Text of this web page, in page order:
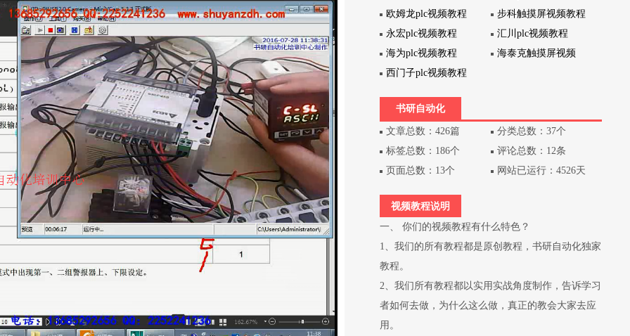
欧姆龙plc视频教程
步科触摸屏视频教程
永宏plc视频教程
汇川plc视频教程
海为plc视频教程
海泰克触摸屏视频
西门子plc视频教程
书研自动化
文章总数：426篇
分类总数：37个
标签总数：186个
评论总数：12条
页面总数：13个
网站已运行：4526天
视频教程说明
一、 你们的视频教程有什么特色？
1、我们的所有教程都是原创教程，书研自动化独家
教程。
2、我们所有教程都以实用实战角度制作，告诉学习
者如何去做，为什么这么做，真正的教会大家去应
用。